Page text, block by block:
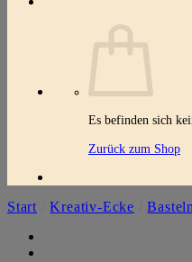
Es befinden sich
Zurück zum Shop
Start Kreativ-Ecke